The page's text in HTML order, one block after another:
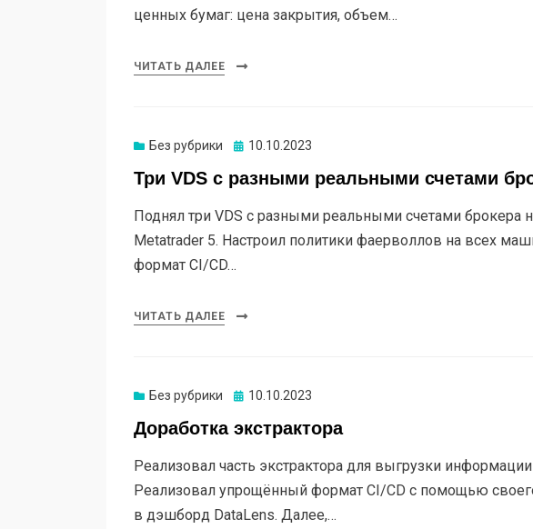
ценных бумаг: цена закрытия, объем…
ЧИТАТЬ ДАЛЕЕ
Без рубрики Опубликовано
10.10.2023
Три VDS с разными реальными счетами
Поднял три VDS с разными реальными счетами брокера
Metatrader 5. Настроил политики фаерволлов на всех
формат CI/CD…
ЧИТАТЬ ДАЛЕЕ
Без рубрики Опубликовано
10.10.2023
Доработка экстрактора
Реализовал часть экстрактора для выгрузки информации
Реализовал упрощённый формат CI/CD с помощью
в дэшборд DataLens. Далее,…